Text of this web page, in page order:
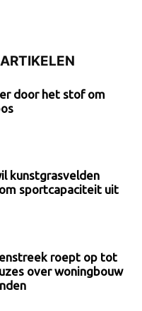
door het stof om
kunstgrasvelden
sportcapaciteit uit
roept op tot
over woningbouw